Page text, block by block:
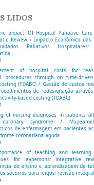
LIDOS
Impact Of Hospital Paliative
Review / Impacto Econômico das
Paliativos Hospitalares:
of hospital costs for
procedures through on time-
(TDABC) / Gestão de custos
de redesignação
based costing (TDABC)
of nursing diagnoses in patients
syndrome /
de enfermagem em pacientes
coronariana aguda
of teaching and
for laypersons: integrative
do ensino e aprendizagem de
socorros para leigos: revisão